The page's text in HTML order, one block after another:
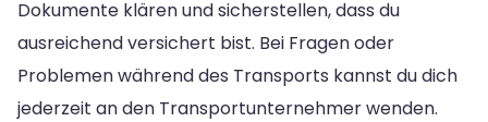
Dokumente klären und sicherstellen, dass du
ausreichend versichert bist. Bei Fragen oder
Problemen während des Transports kannst du dich
jederzeit an den Transportunternehmer wenden.